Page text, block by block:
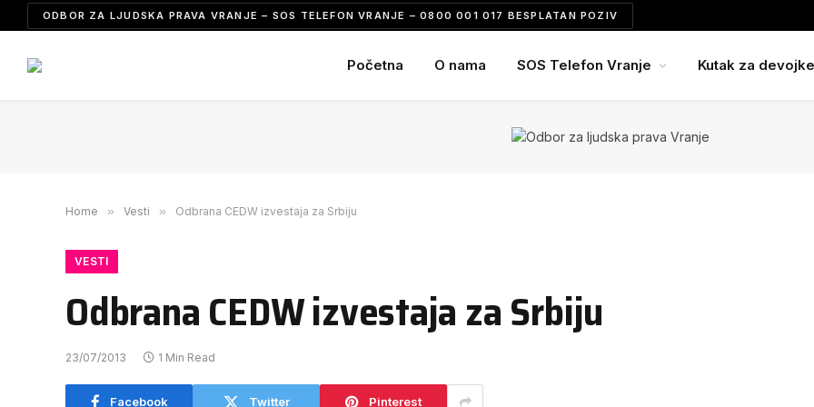
ODBOR ZA LJUDSKA PRAVA VRANJE – SOS TELEFON VRANJE – 0800 001 017 BESPLATAN POZIV
Početna O nama SOS Telefon Vranje Kutak za devojke
Home » Vesti » Odbrana CEDW izvestaja za Srbiju
VESTI
Odbrana CEDW izvestaja za Srbiju
23/07/2013 1 Min Read
Facebook Twitter Pinterest